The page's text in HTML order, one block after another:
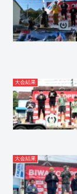
大会結果
大会結果